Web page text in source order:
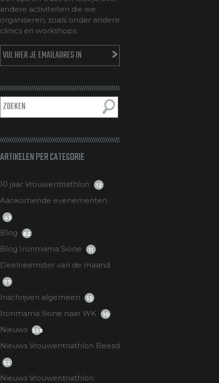
andere activiteiten die we
organiseren, zoals onder andere
clinics en workshops.
ARTIKELEN PER CATEGORIE
10 jaar Vrouwentriathlon 12
Aankomende evenementen
43
Blog 62
Blog Ironmama Sione 11
Deelneemster van de maand
77
Inschrijven algemeen 12
Ironmama Sione naar WK 10
Nieuws 328
Nieuws Vrouwentriathlon Beesd
52
Nieuws Vrouwentriathlon